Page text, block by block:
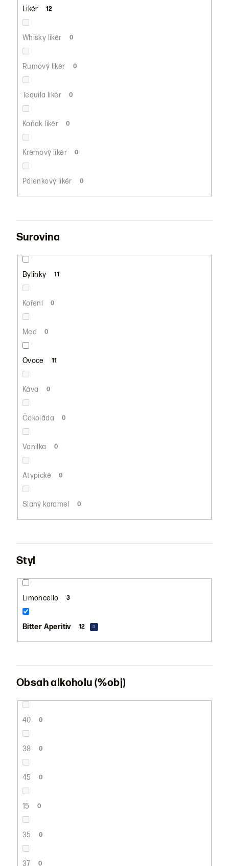
Likér 12
Whisky likér 0
Rumový likér 0
Tequila likér 0
Koňak likér 0
Krémový likér 0
Pálenkový likér 0
Surovina
Bylinky 11
Koření 0
Med 0
Ovoce 11
Káva 0
Čokoláda 0
Vanilka 0
Atypické 0
Slaný karamel 0
Styl
Limoncello 3
Bitter Aperitiv 12
Obsah alkoholu (%obj)
40 0
38 0
45 0
15 0
35 0
37 0